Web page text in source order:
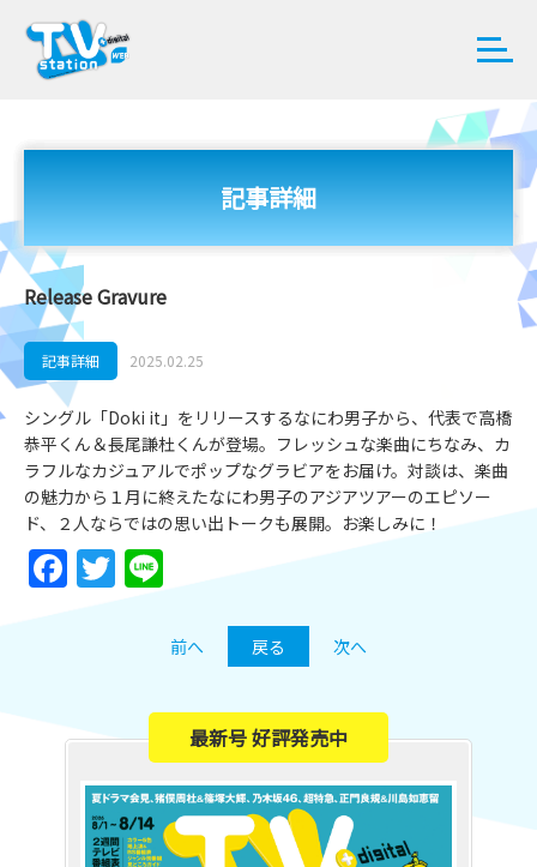
記事詳細
Release Gravure
記事詳細 2025.02.25
シングル「Doki it」をリリースするなにわ男子から、代表で高橋
恭平くん＆長尾謙杜くんが登場。フレッシュな楽曲にちなみ、カ
ラフルなカジュアルでポップなグラビアをお届け。対談は、楽曲
の魅力から１月に終えたなにわ男子のアジアツアーのエピソー
ド、２人ならではの思い出トークも展開。お楽しみに！
Facebook
Twitter
前へ 戻る 次へ
最新号 好評発売中